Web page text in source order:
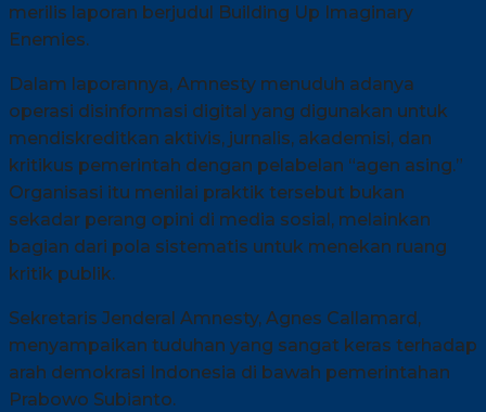
merilis laporan berjudul Building Up Imaginary
Enemies.
Dalam laporannya, Amnesty menuduh adanya
operasi disinformasi digital yang digunakan untuk
mendiskreditkan aktivis, jurnalis, akademisi, dan
kritikus pemerintah dengan pelabelan “agen asing.”
Organisasi itu menilai praktik tersebut bukan
sekadar perang opini di media sosial, melainkan
bagian dari pola sistematis untuk menekan ruang
kritik publik.
Sekretaris Jenderal Amnesty, Agnes Callamard,
menyampaikan tuduhan yang sangat keras terhadap
arah demokrasi Indonesia di bawah pemerintahan
Prabowo Subianto.